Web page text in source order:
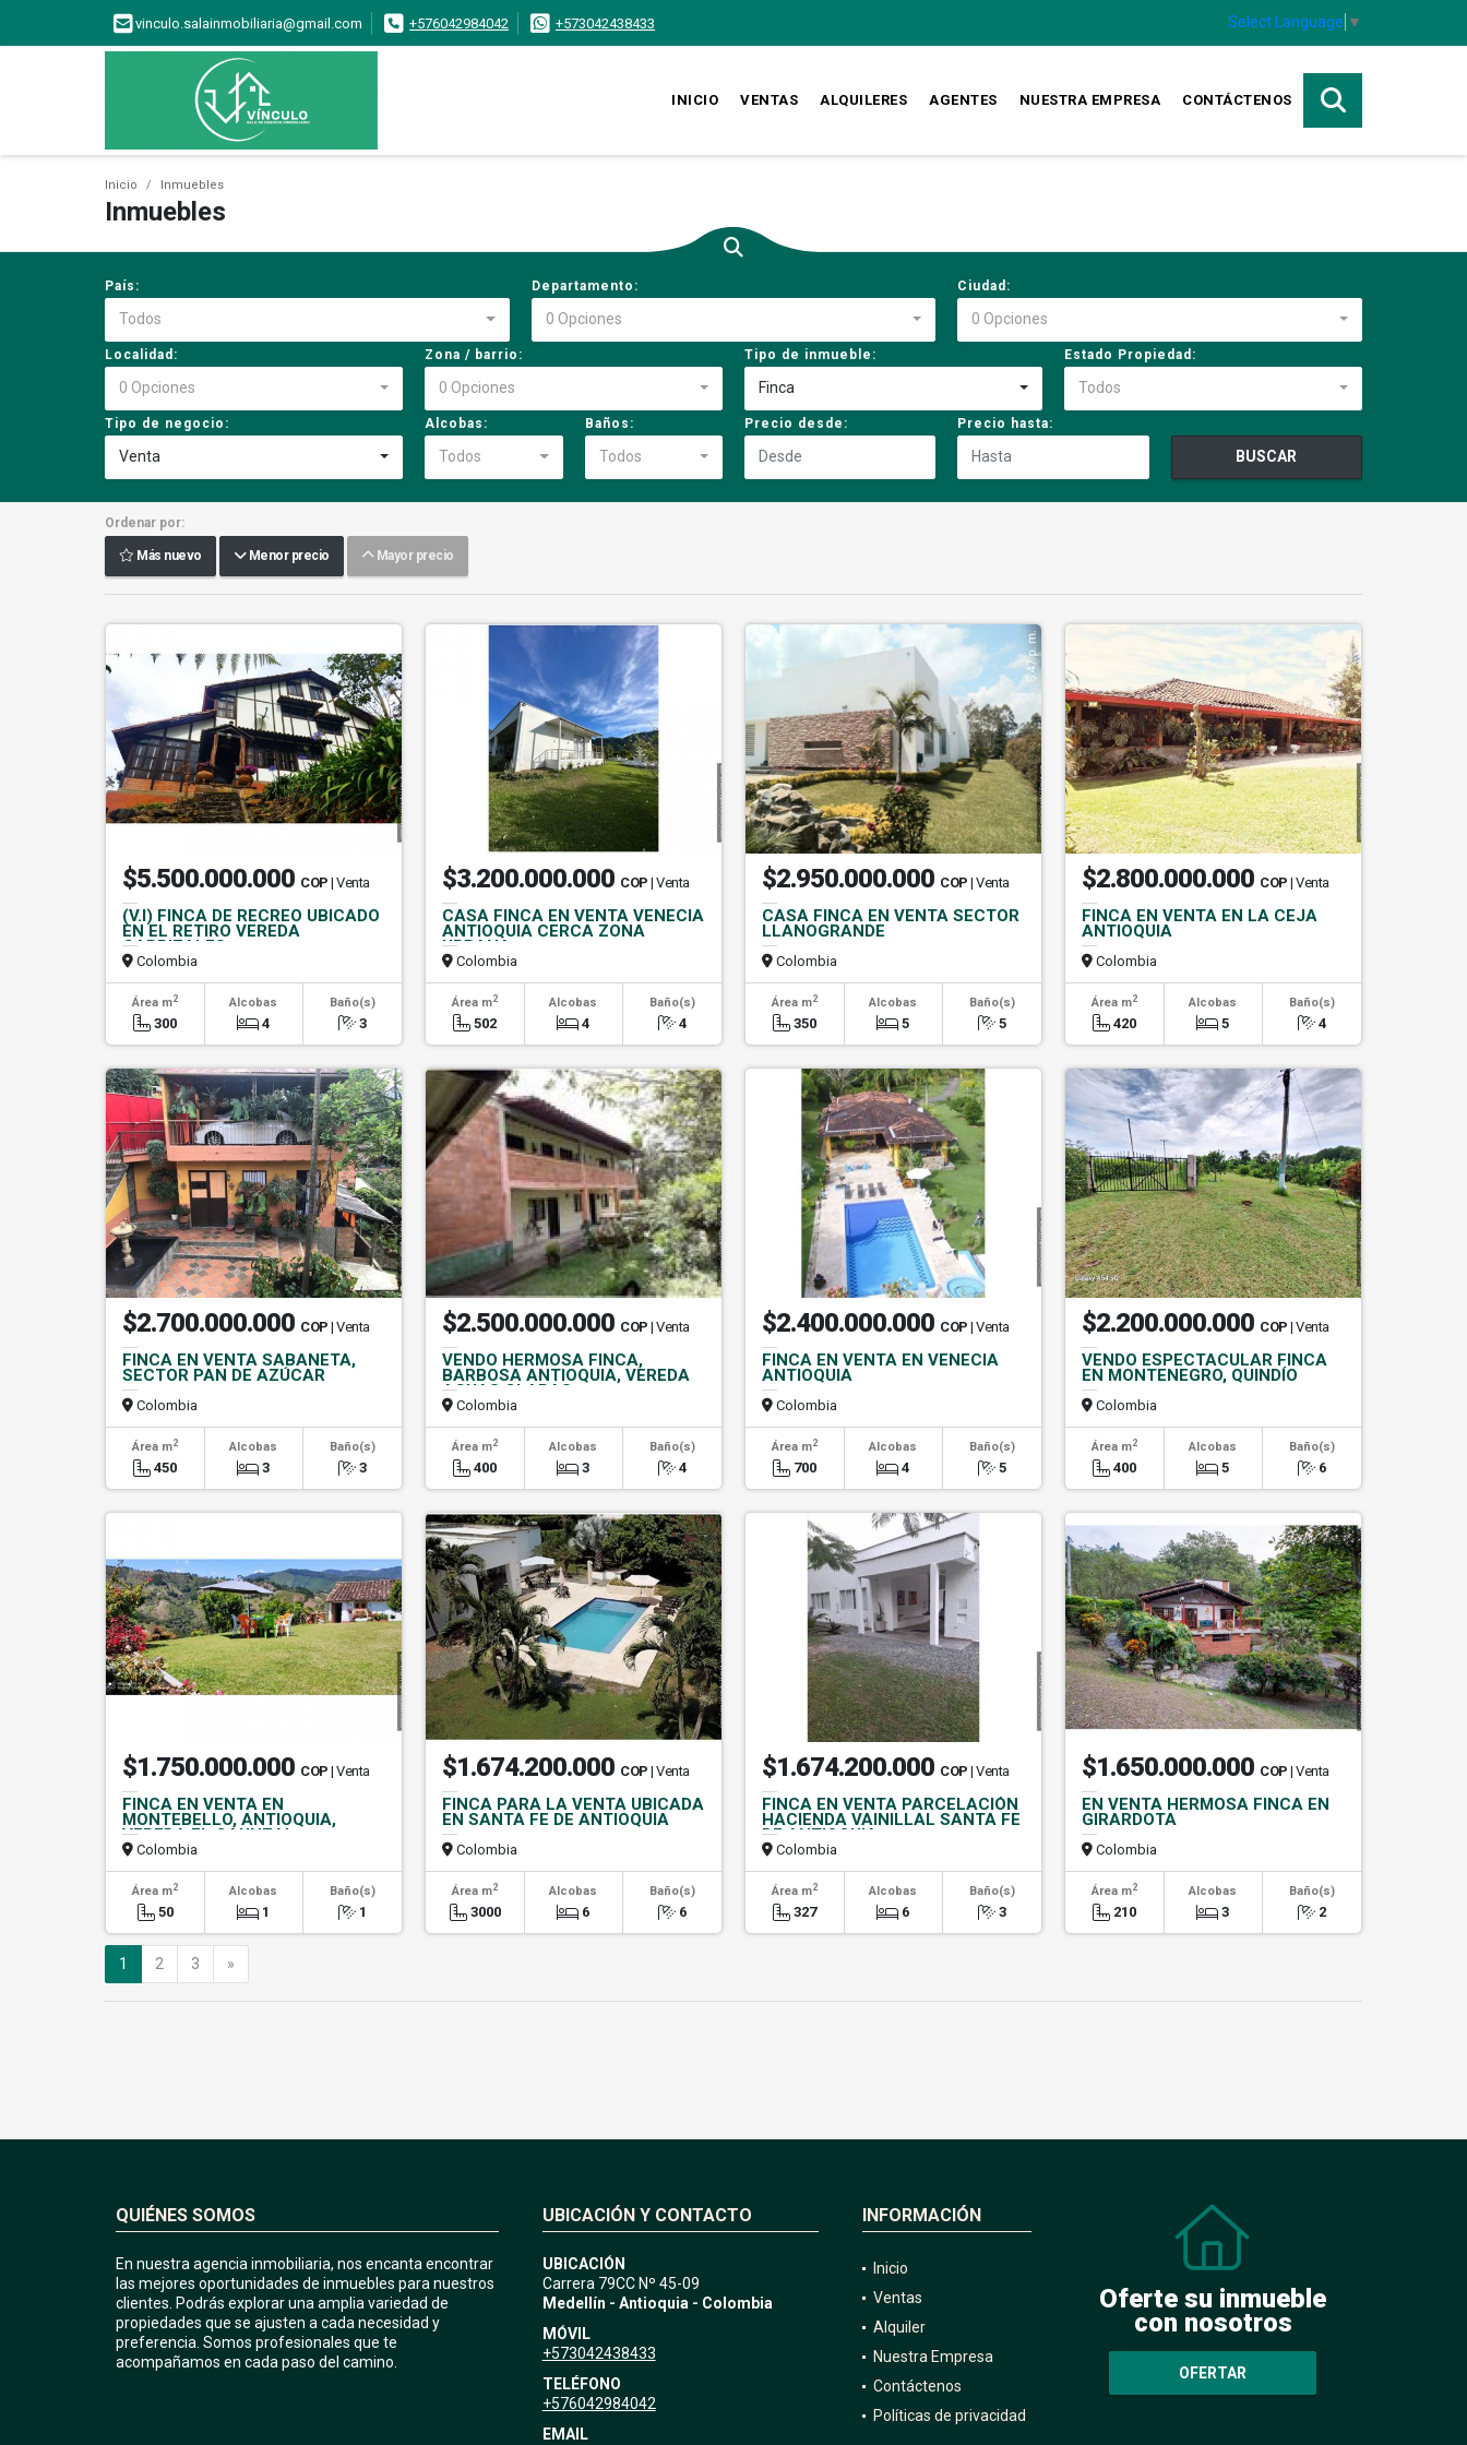
vinculo.salainmobiliaria@gmail.com +576042984042 +573042438433 Select Language ▼
INICIO VENTAS ALQUILERES AGENTES NUESTRA EMPRESA CONTÁCTENOS
Inicio Inmuebles
Inmuebles
País:
Todos
Departamento:
0 Opciones
Ciudad:
0 Opciones
Localidad:
0 Opciones
Zona / barrio:
0 Opciones
Tipo de inmueble:
Finca
Estado Propiedad:
Todos
Tipo de negocio:
Venta
Alcobas:
Todos
Baños:
Todos
Precio desde: Precio hasta:
BUSCAR
Ordenar por:
Más nuevo Menor precio Mayor precio
$5.500.000.000 COP | Venta
(V.I) FINCA DE RECREO UBICADO
EN EL RETIRO VEREDA
CARRIZALES
Colombia
Área m2
300
Alcobas
4
Baño(s)
3
$3.200.000.000 COP | Venta
CASA FINCA EN VENTA VENECIA
ANTIOQUIA CERCA ZONA
URBANA
Colombia
Área m2
502
Alcobas
4
Baño(s)
4
$2.950.000.000 COP | Venta
CASA FINCA EN VENTA SECTOR
LLANOGRANDE
Colombia
Área m2
350
Alcobas
5
Baño(s)
5
$2.800.000.000 COP | Venta
FINCA EN VENTA EN LA CEJA
ANTIOQUIA
Colombia
Área m2
420
Alcobas
5
Baño(s)
4
$2.700.000.000 COP | Venta
FINCA EN VENTA SABANETA,
SECTOR PAN DE AZÚCAR
Colombia
Área m2
450
Alcobas
3
Baño(s)
3
$2.500.000.000 COP | Venta
VENDO HERMOSA FINCA,
BARBOSA ANTIOQUIA, VEREDA
AGUAS CLARAS
Colombia
Área m2
400
Alcobas
3
Baño(s)
4
$2.400.000.000 COP | Venta
FINCA EN VENTA EN VENECIA
ANTIOQUIA
Colombia
Área m2
700
Alcobas
4
Baño(s)
5
$2.200.000.000 COP | Venta
VENDO ESPECTACULAR FINCA
EN MONTENEGRO, QUINDÍO
Colombia
Área m2
400
Alcobas
5
Baño(s)
6
$1.750.000.000 COP | Venta
FINCA EN VENTA EN
MONTEBELLO, ANTIOQUIA,
VEREDA EL CAUNZAL
Colombia
Área m2
50
Alcobas
1
Baño(s)
1
$1.674.200.000 COP | Venta
FINCA PARA LA VENTA UBICADA
EN SANTA FE DE ANTIOQUIA
Colombia
Área m2
3000
Alcobas
6
Baño(s)
6
$1.674.200.000 COP | Venta
FINCA EN VENTA PARCELACIÓN
HACIENDA VAINILLAL SANTA FE
DE ANTIOQUIA
Colombia
Área m2
327
Alcobas
6
Baño(s)
3
$1.650.000.000 COP | Venta
EN VENTA HERMOSA FINCA EN
GIRARDOTA
Colombia
Área m2
210
Alcobas
3
Baño(s)
2
1 2 3 »
QUIÉNES SOMOS
En nuestra agencia inmobiliaria, nos encanta encontrar
las mejores oportunidades de inmuebles para nuestros
clientes. Podrás explorar una amplia variedad de
propiedades que se ajusten a cada necesidad y
preferencia. Somos profesionales que te
acompañamos en cada paso del camino.
UBICACIÓN Y CONTACTO
UBICACIÓN
Carrera 79CC Nº 45-09
Medellín - Antioquia - Colombia
MÓVIL
+573042438433
TELÉFONO
+576042984042
EMAIL
INFORMACIÓN
Inicio
Ventas
Alquiler
Nuestra Empresa
Contáctenos
Políticas de privacidad
Oferte su inmueble
con nosotros
OFERTAR